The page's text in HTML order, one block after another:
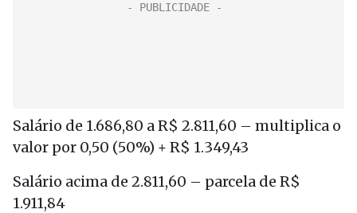
Salário de 1.686,80 a R$ 2.811,60 – multiplica o
valor por 0,50 (50%) + R$ 1.349,43
Salário acima de 2.811,60 – parcela de R$
1.911,84